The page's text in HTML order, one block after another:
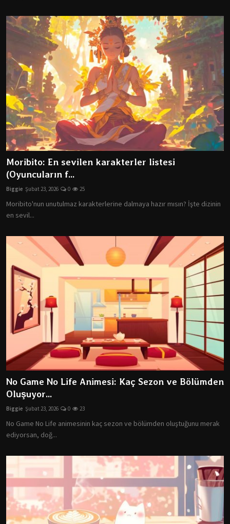
Moribito: En sevilen karakterler listesi
(Oyuncuların f...
Biggie Şubat 23, 2026 0 25
Moribito'nun unutulmaz karakterlerine dalmaya hazır mısın? İşte dizinin
en sevil...
No Game No Life Animesi: Kaç Sezon ve Bölümden
Oluşuyor...
Biggie Şubat 23, 2026 0 23
No Game No Life animesinin kaç sezon ve bölümden oluştuğunu merak
ediyorsan, doğ...